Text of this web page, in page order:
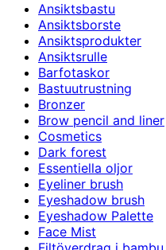
Ansiktsbastu
Ansiktsborste
Ansiktsprodukter
Ansiktsrulle
Barfotaskor
Bastuutrustning
Bronzer
Brow pencil and liner
Cosmetics
Dark forest
Essentiella oljor
Eyeliner brush
Eyeshadow brush
Eyeshadow Palette
Face Mist